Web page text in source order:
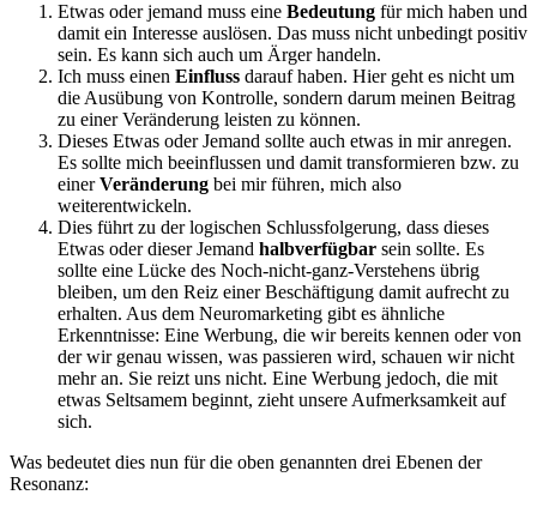
Etwas oder jemand muss eine Bedeutung für mich haben und
damit ein Interesse auslösen. Das muss nicht unbedingt positiv
sein. Es kann sich auch um Ärger handeln.
Ich muss einen Einfluss darauf haben. Hier geht es nicht um
die Ausübung von Kontrolle, sondern darum meinen Beitrag
zu einer Veränderung leisten zu können.
Dieses Etwas oder Jemand sollte auch etwas in mir anregen.
Es sollte mich beeinflussen und damit transformieren bzw. zu
einerVeränderung bei mir führen, mich also
weiterentwickeln.
Dies führt zu der logischen Schlussfolgerung, dass dieses
Etwas oder dieser Jemand halbverfügbar sein sollte. Es
sollte eine Lücke des Noch-nicht-ganz-Verstehens übrig
bleiben, um den Reiz einer Beschäftigung damit aufrecht zu
erhalten. Aus dem Neuromarketing gibt es ähnliche
Erkenntnisse: Eine Werbung, die wir bereits kennen oder von
der wir genau wissen, was passieren wird, schauen wir nicht
mehr an. Sie reizt uns nicht. Eine Werbung jedoch, die mit
etwas Seltsamem beginnt, zieht unsere Aufmerksamkeit auf
sich.
Was bedeutet dies nun für die oben genannten drei Ebenen der
Resonanz: